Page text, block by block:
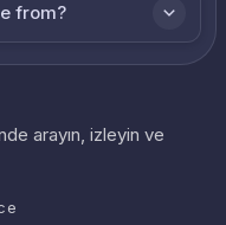
from?
arayın, izleyin ve